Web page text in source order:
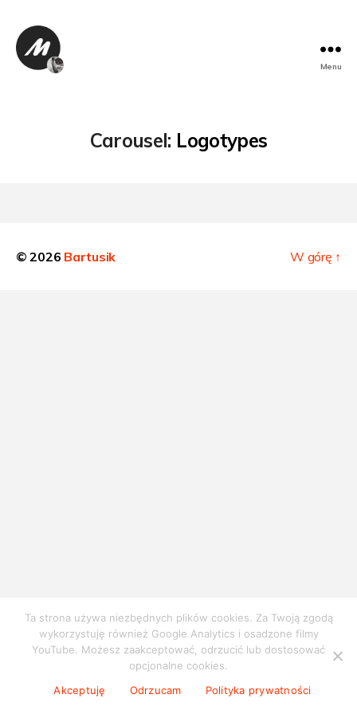
Menu
Carousel: Logotypes
© 2026 Bartusik W górę ↑
Ta strona używa niezbędnych plików cookies. Za Twoją zgodą
wykorzystuję również Google Analytics i osadzone filmy
YouTube. Możesz zaakceptować, odrzucić lub dostosować
opcjonalne cookies.
Akceptuję
Odrzucam Polityka prywatności